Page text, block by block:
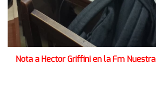
Nota a Hector Griffini en la Fm Nuestra